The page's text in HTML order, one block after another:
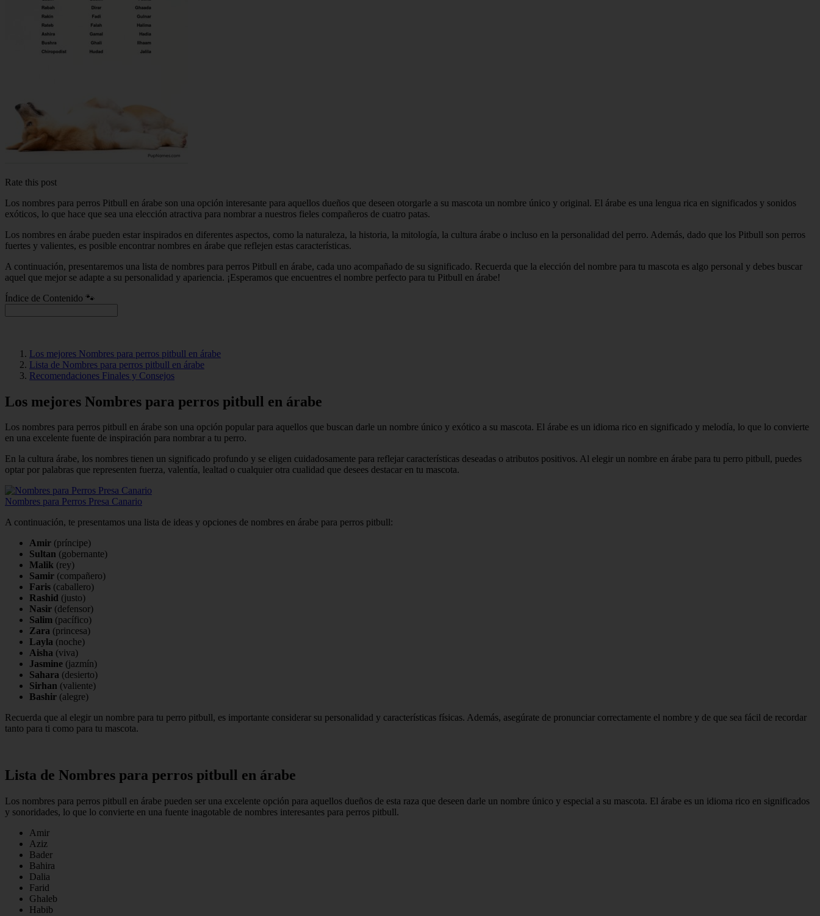
Rate this post
Los nombres para perros Pitbull en árabe son una opción interesante para aquellos dueños que deseen otorgarle a su mascota un nombre único y original. El árabe es una lengua rica en significados y sonidos
exóticos, lo que hace que sea una elección atractiva para nombrar a nuestros fieles compañeros de cuatro patas.
Los nombres en árabe pueden estar inspirados en diferentes aspectos, como la naturaleza, la historia, la mitología, la cultura árabe o incluso en la personalidad del perro. Además, dado que los Pitbull son perros
fuertes y valientes, es posible encontrar nombres en árabe que reflejen estas características.
A continuación, presentaremos una lista de nombres para perros Pitbull en árabe, cada uno acompañado de su significado. Recuerda que la elección del nombre para tu mascota es algo personal y debes buscar
aquel que mejor se adapte a su personalidad y apariencia. ¡Esperamos que encuentres el nombre perfecto para tu Pitbull en árabe!
Índice de Contenido 🐾
Los mejores Nombres para perros pitbull en árabe
Lista de Nombres para perros pitbull en árabe
Recomendaciones Finales y Consejos
Los mejores Nombres para perros pitbull en árabe
Los nombres para perros pitbull en árabe son una opción popular para aquellos que buscan darle un nombre único y exótico a su mascota. El árabe es un idioma rico en significado y melodía, lo que lo convierte
en una excelente fuente de inspiración para nombrar a tu perro.
En la cultura árabe, los nombres tienen un significado profundo y se eligen cuidadosamente para reflejar características deseadas o atributos positivos. Al elegir un nombre en árabe para tu perro pitbull, puedes
optar por palabras que representen fuerza, valentía, lealtad o cualquier otra cualidad que desees destacar en tu mascota.
Nombres para Perros Presa Canario
A continuación, te presentamos una lista de ideas y opciones de nombres en árabe para perros pitbull:
Amir (príncipe)
Sultan (gobernante)
Malik (rey)
Samir (compañero)
Faris (caballero)
Rashid (justo)
Nasir (defensor)
Salim (pacífico)
Zara (princesa)
Layla (noche)
Aisha (viva)
Jasmine (jazmín)
Sahara (desierto)
Sirhan (valiente)
Bashir (alegre)
Recuerda que al elegir un nombre para tu perro pitbull, es importante considerar su personalidad y características físicas. Además, asegúrate de pronunciar correctamente el nombre y de que sea fácil de recordar
tanto para ti como para tu mascota.
Lista de Nombres para perros pitbull en árabe
Los nombres para perros pitbull en árabe pueden ser una excelente opción para aquellos dueños de esta raza que deseen darle un nombre único y especial a su mascota. El árabe es un idioma rico en significados
y sonoridades, lo que lo convierte en una fuente inagotable de nombres interesantes para perros pitbull.
Amir
Aziz
Bader
Bahira
Dalia
Farid
Ghaleb
Habib